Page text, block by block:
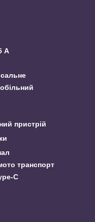
А
пристрій
транспорт
C